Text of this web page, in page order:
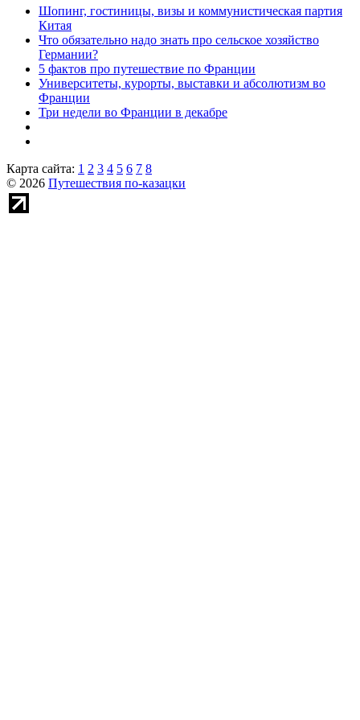
Шопинг, гостиницы, визы и коммунистическая партия
Китая
Что обязательно надо знать про сельское хозяйство
Германии?
5 фактов про путешествие по Франции
Университеты, курорты, выставки и абсолютизм во
Франции
Три недели во Франции в декабре
Карта сайта: 1 2 3 4 5 6 7 8
© 2026 Путешествия по-казацки